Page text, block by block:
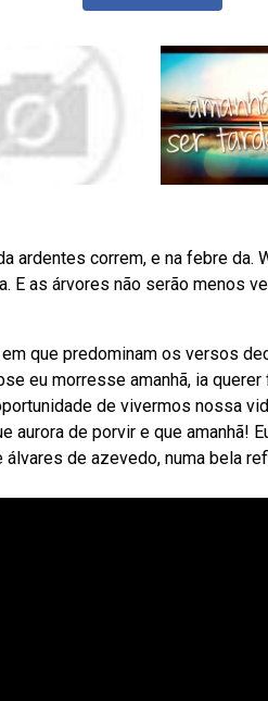
ardentes correm, e na febre da.
E as árvores não serão menos
que predominam os versos
eu morresse amanhã, ia
de vivermos nossa
aurora de porvir e que amanhã!
de azevedo, numa bela